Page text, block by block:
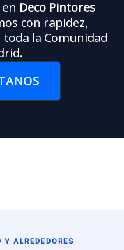
Deco Pintores
con rapidez,
la Comunidad
Y ALREDEDORES